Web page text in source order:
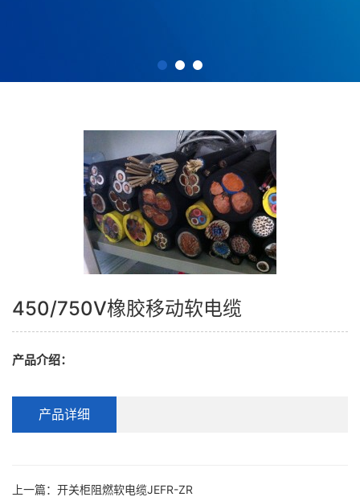
450/750V橡胶移动软电缆
产品介绍：
产品详细
上一篇： 开关柜阻燃软电缆JEFR-ZR